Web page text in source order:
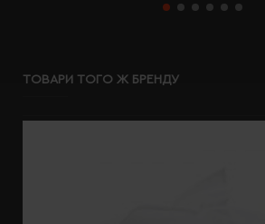
ТОВАРИ ТОГО Ж БРЕНДУ